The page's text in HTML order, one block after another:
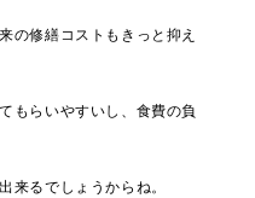
の修繕コストもきっと抑え
もらいやすいし、食費の負
来るでしょうからね。